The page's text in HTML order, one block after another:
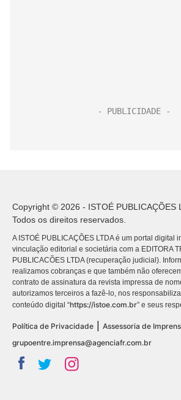
Copyright © 2026 - ISTOÉ PUBLICAÇÕES
Todos os direitos reservados.
A ISTOÉ PUBLICAÇÕES LTDA é um portal digital
vinculação editorial e societária com a EDITORA
PUBLICACÕES LTDA (recuperação judicial).
realizamos cobranças e que também não
contrato de assinatura da revista impressa de
autorizamos terceiros a fazê-lo, nos
conteúdo digital “https://istoe.com.br” e seus
Política de Privacidade
Assessoria de
grupoentre.imprensa@agenciafr.com.br